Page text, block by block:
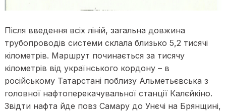
Після введення всіх ліній, загальна довжина
трубопроводів системи склала близько 5,2 тисячі
кілометрів. Маршрут починається за тисячу
кілометрів від українського кордону – в
російському Татарстані поблизу Альметьєвська з
головної нафтоперекачувальної станції Калєйкіно.
Звідти нафта йде повз Самару до Унєчі на Брянщині,